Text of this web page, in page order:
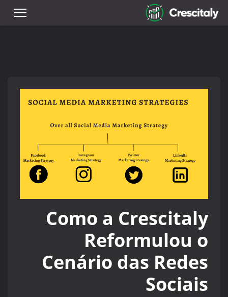
Como a Crescitaly
Reformulou o
Cenário das Redes
Sociais